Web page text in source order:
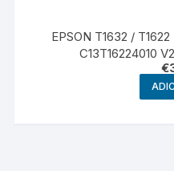
EPSON T1632 /
C13T16224010
€